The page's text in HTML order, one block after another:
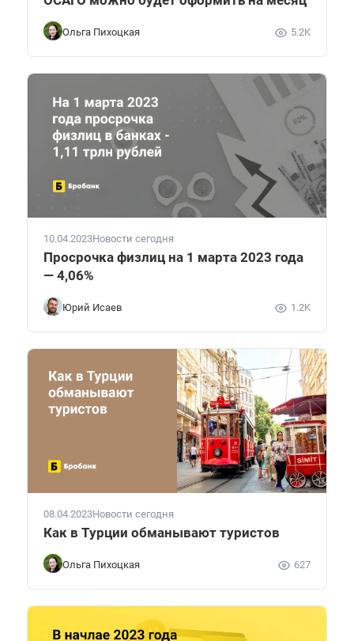
Ольга Пихоцкая 5.2K
10.04.2023Новости сегодня
Просрочка физлиц на 1 марта 2023 года
— 4,06%
Юрий Исаев 1.2K
08.04.2023Новости сегодня
Как в Турции обманывают туристов
Ольга Пихоцкая 627